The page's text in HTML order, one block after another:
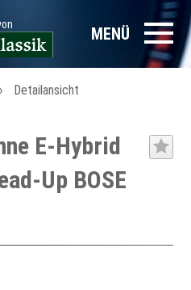
MENÜ
Detailansicht
E-Hybrid
Up BOSE